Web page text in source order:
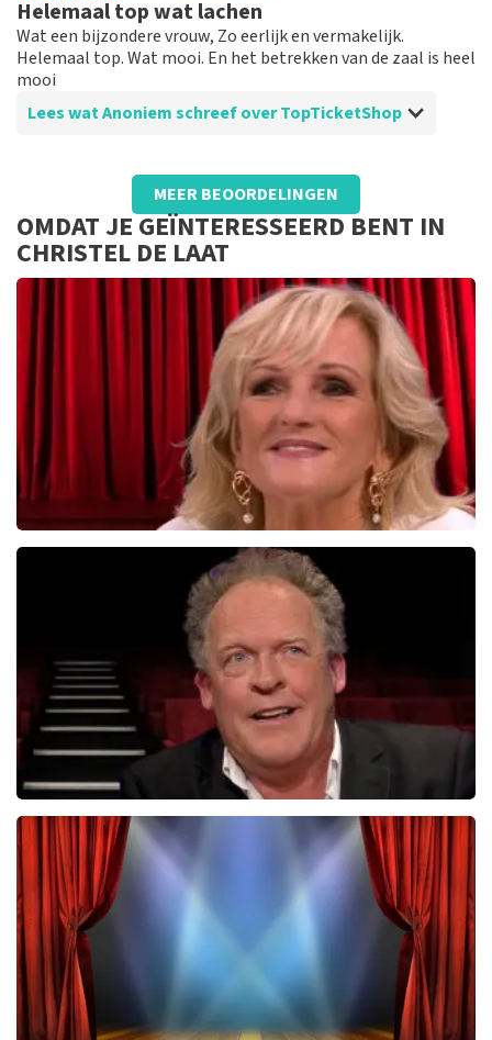
medewerker die hard zijn best heeft gedaan voor goede
kaarten te regelen.
Helemaal top wat lachen
Wat een bijzondere vrouw, Zo eerlijk en vermakelijk.
Helemaal top. Wat mooi. En het betrekken van de zaal is heel
mooi
Lees wat Anoniem schreef over TopTicketShop
Beoordeling van Anoniem overTopTicketShop
Was prima
Was top geregeld. prima en de kaarten mooi op tijd
MEER BEOORDELINGEN
OMDAT JE GEÏNTERESSEERD BENT IN
CHRISTEL DE LAAT
Tineke Schouten
1353+reviews
Bert Visscher
1655+reviews
BEKIJKEN